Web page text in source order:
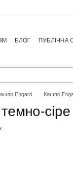
БЛОГ ПУБЛІЧНА
Engard Кашпо